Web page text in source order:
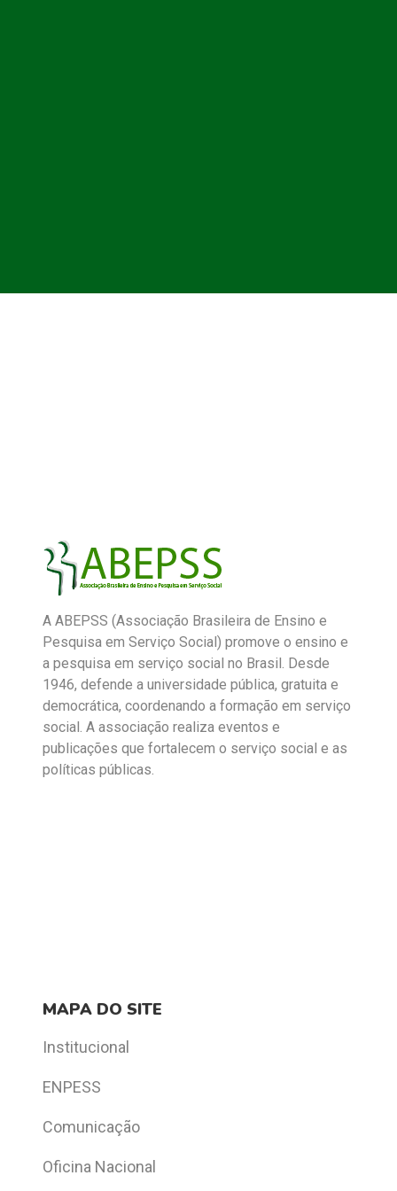
A ABEPSS (Associação Brasileira de Ensino e
Pesquisa em Serviço Social) promove o ensino e
a pesquisa em serviço social no Brasil. Desde
1946, defende a universidade pública, gratuita e
democrática, coordenando a formação em serviço
social. A associação realiza eventos e
publicações que fortalecem o serviço social e as
políticas públicas.
MAPA DO SITE
Institucional
ENPESS
Comunicação
Oficina Nacional